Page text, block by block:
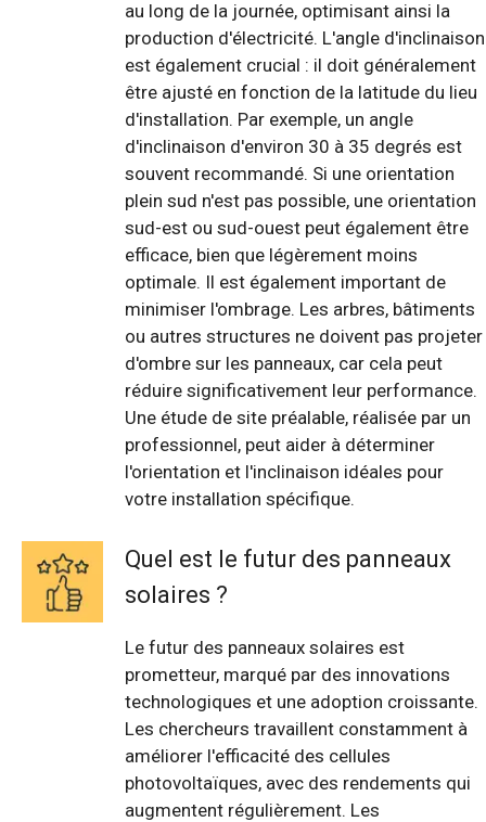
au long de la journée, optimisant ainsi la
production d'électricité. L'angle d'inclinaison
est également crucial : il doit généralement
être ajusté en fonction de la latitude du lieu
d'installation. Par exemple, un angle
d'inclinaison d'environ 30 à 35 degrés est
souvent recommandé. Si une orientation
plein sud n'est pas possible, une orientation
sud-est ou sud-ouest peut également être
efficace, bien que légèrement moins
optimale. Il est également important de
minimiser l'ombrage. Les arbres, bâtiments
ou autres structures ne doivent pas projeter
d'ombre sur les panneaux, car cela peut
réduire significativement leur performance.
Une étude de site préalable, réalisée par un
professionnel, peut aider à déterminer
l'orientation et l'inclinaison idéales pour
votre installation spécifique.
Quel est le futur des panneaux
solaires ?
Le futur des panneaux solaires est
prometteur, marqué par des innovations
technologiques et une adoption croissante.
Les chercheurs travaillent constamment à
améliorer l'efficacité des cellules
photovoltaïques, avec des rendements qui
augmentent régulièrement. Les